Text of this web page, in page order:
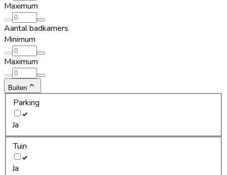
Maximum
Aantal badkamers
Minimum
Maximum
Buiten
Parking
Ja
Tuin
Ja